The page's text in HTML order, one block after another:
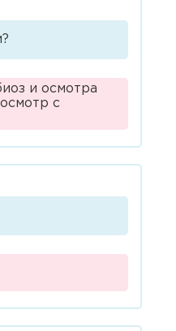
и осмотра
с